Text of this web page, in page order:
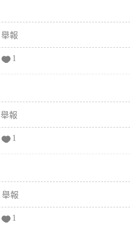
舉報
1
舉報
1
舉報
1